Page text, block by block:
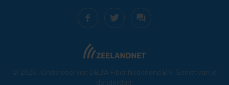
© 2026 . Onderdeel van DELTA Fiber Nederland B.V. Geniet van je
donderdag!